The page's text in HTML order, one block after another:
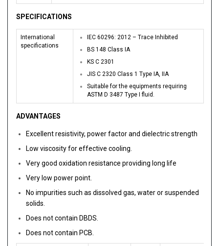
SPECIFICATIONS
International
specifications
IEC 60296: 2012 – Trace Inhibited
BS 148 Class IA
KS C 2301
JIS C 2320 Class 1 Type IA, IIA
Suitable for the equipments requiring
ASTM D 3487 Type I fluid.
ADVANTAGES
Excellent resistivity, power factor and dielectric strength
Low viscosity for effective cooling.
Very good oxidation resistance providing long life
Very low power point.
No impurities such as dissolved gas, water or suspended
solids.
Does not contain DBDS.
Does not contain PCB.